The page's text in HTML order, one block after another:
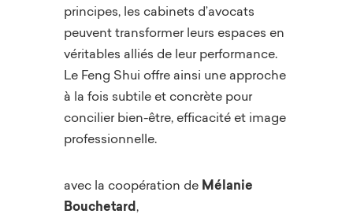
principes, les cabinets d’avocats
peuvent transformer leurs espaces en
véritables alliés de leur performance.
Le Feng Shui offre ainsi une approche
à la fois subtile et concrète pour
concilier bien-être, efficacité et image
professionnelle.
avec la coopération de Mélanie
Bouchetard,